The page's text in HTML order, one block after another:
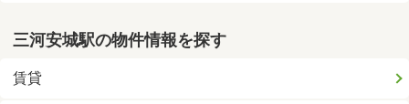
三河安城駅の物件情報を探す
賃貸